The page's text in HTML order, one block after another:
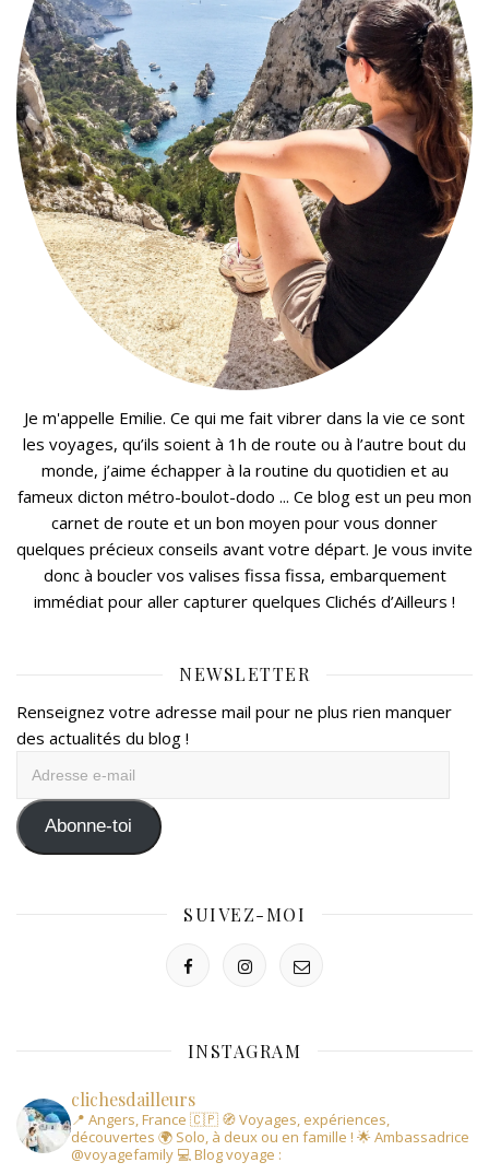
Je m'appelle Emilie. Ce qui me fait vibrer dans la vie ce sont
les voyages, qu’ils soient à 1h de route ou à l’autre bout du
monde, j’aime échapper à la routine du quotidien et au
fameux dicton métro-boulot-dodo ... Ce blog est un peu mon
carnet de route et un bon moyen pour vous donner
quelques précieux conseils avant votre départ. Je vous invite
donc à boucler vos valises fissa fissa, embarquement
immédiat pour aller capturer quelques Clichés d’Ailleurs !
NEWSLETTER
Renseignez votre adresse mail pour ne plus rien manquer
des actualités du blog !
mail Abonne-toi
SUIVEZ-MOI
INSTAGRAM
clichesdailleurs
📍 Angers, France 🇨🇵 🧭 Voyages, expériences,
découvertes 🌍 Solo, à deux ou en famille ! 🌟 Ambassadrice
@voyagefamily 💻 Blog voyage :